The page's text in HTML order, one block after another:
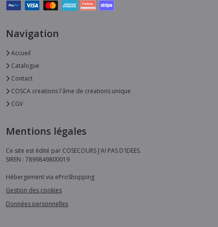
Navigation
Accueil
Catalogue
Contact
COSCA creations l'âme de creations unique
CGV
Mentions légales
Ce site est édité par COSECOURS J'AI PAS D'IDEES.
SIREN : 7899849800019
Hébergement via eProShopping
Gestion des cookies
Données personnelles